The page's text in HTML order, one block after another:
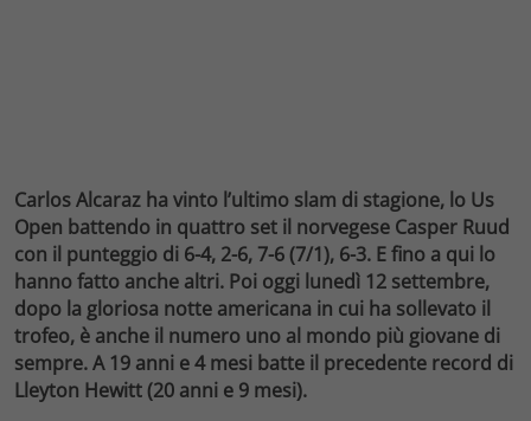
Carlos Alcaraz ha vinto l’ultimo slam di stagione, lo Us
Open battendo in quattro set il norvegese Casper Ruud
con il punteggio di 6-4, 2-6, 7-6 (7/1), 6-3. E fino a qui lo
hanno fatto anche altri. Poi oggi lunedì 12 settembre,
dopo la gloriosa notte americana in cui ha sollevato il
trofeo, è anche il numero uno al mondo più giovane di
sempre. A 19 anni e 4 mesi batte il precedente record di
Lleyton Hewitt (20 anni e 9 mesi).